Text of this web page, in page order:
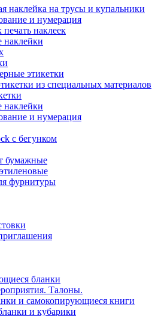
наклейка на трусы и купальники
и нумерация
наклеек
наклейки
этикетки
из специальных материалов
наклейки
и нумерация
с бегунком
бумажные
фурнитуры
бланки
Талоны.
и самокопирующиеся книги
и кубарики